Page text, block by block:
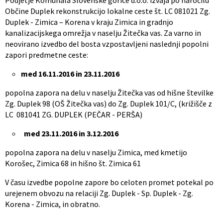
Občine Duplek rekonstrukcijo lokalne ceste št. LC 081021 Zg.
Duplek - Zimica – Korena v kraju Zimica in gradnjo
kanalizacijskega omrežja v naselju Žitečka vas. Za varno in
neovirano izvedbo del bosta vzpostavljeni naslednji popolni
zapori predmetne ceste:
med 16.11.2016 in 23.11.2016
popolna zapora na delu v naselju Žitečka vas od hišne številke
Zg. Duplek 98 (OŠ Žitečka vas) do Zg. Duplek 101/C, (križišče z
LC 081041 ZG. DUPLEK (PEČAR - PERŠA)
med 23.11.2016 in 3.12.2016
popolna zapora na delu v naselju Zimica, med kmetijo
Korošec, Zimica 68 in hišno št. Zimica 61
V času izvedbe popolne zapore bo celoten promet potekal po
urejenem obvozu na relaciji Zg. Duplek - Sp. Duplek - Zg.
Korena - Zimica, in obratno.